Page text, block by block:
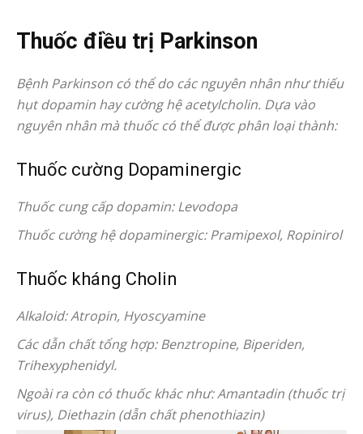
Thuốc điều trị Parkinson
Bệnh Parkinson có thể do các nguyên nhân như thiếu
hụt dopamin hay cường hệ acetylcholin. Dựa vào
nguyên nhân mà thuốc có thể được phân loại thành:
Thuốc cường Dopaminergic
Thuốc cung cấp dopamin: Levodopa
Thuốc cường hệ dopaminergic: Pramipexol, Ropinirol
Thuốc kháng Cholin
Alkaloid: Atropin, Hyoscyamine
Các dẫn chất tổng hợp: Benztropine, Biperiden,
Trihexyphenidyl.
Ngoài ra còn có thuốc khác như: Amantadin (thuốc trị
virus), Diethazin (dẫn chất phenothiazin)